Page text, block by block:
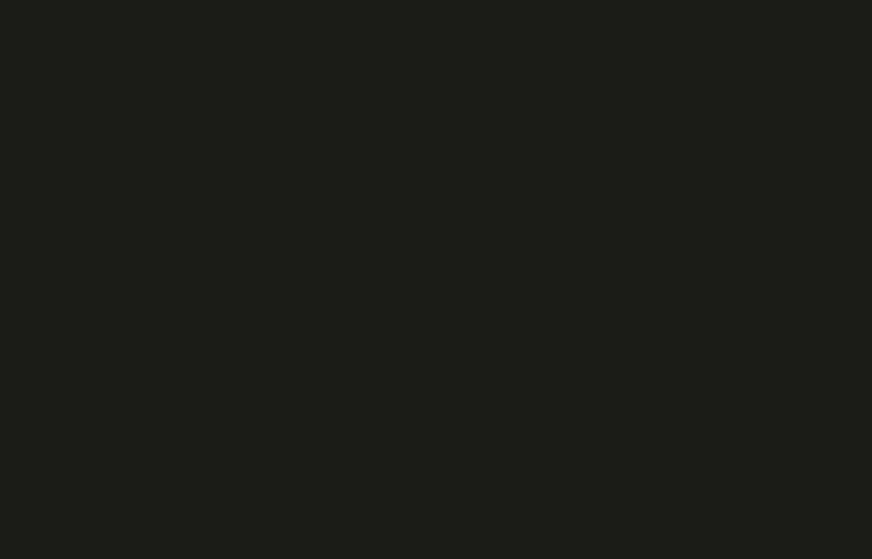
título brasileiro 'impossível', ambição na Sul-Americana e
abre o jogo no Botafogo